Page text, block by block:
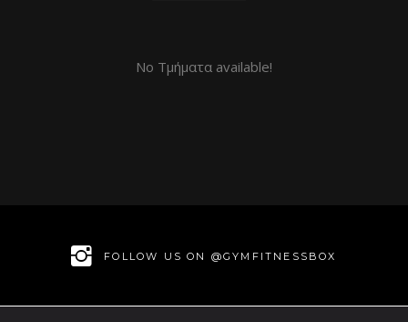
No Τμήματα available!
FOLLOW US ON @GYMFITNESSBOX